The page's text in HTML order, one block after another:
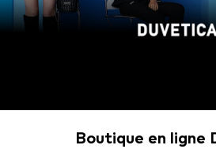
Boutique en ligne